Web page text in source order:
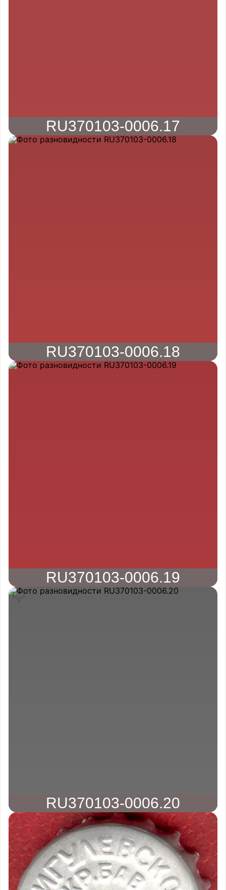
RU370103-0006.17
RU370103-0006.18
RU370103-0006.19
RU370103-0006.20